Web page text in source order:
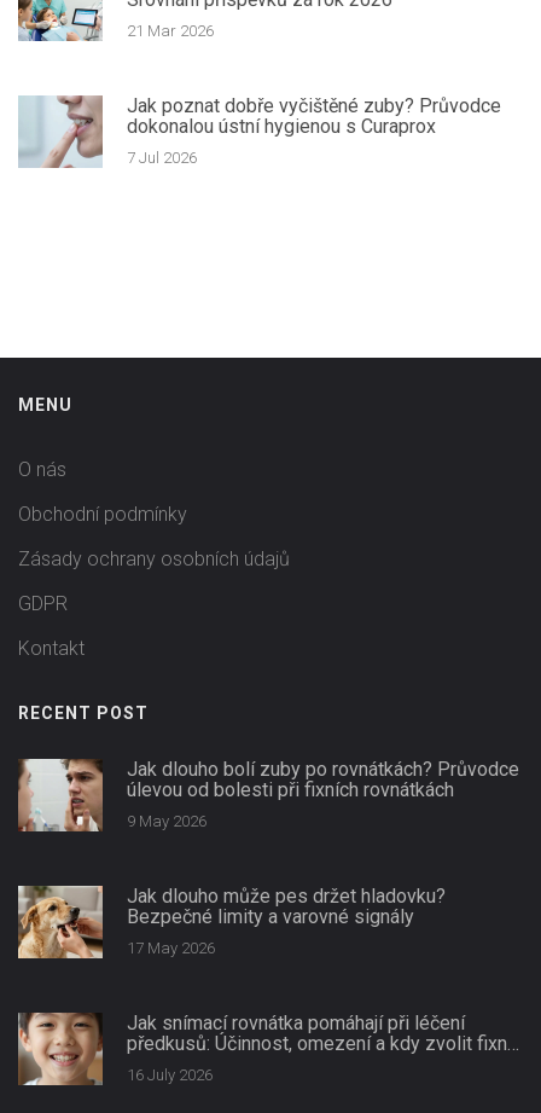
21 Mar 2026
Jak poznat dobře vyčištěné zuby? Průvodce
dokonalou ústní hygienou s Curaprox
7 Jul 2026
MENU
O nás
Obchodní podmínky
Zásady ochrany osobních údajů
GDPR
Kontakt
RECENT POST
Jak dlouho bolí zuby po rovnátkách? Průvodce
úlevou od bolesti při fixních rovnátkách
9 May 2026
Jak dlouho může pes držet hladovku?
Bezpečné limity a varovné signály
17 May 2026
Jak snímací rovnátka pomáhají při léčení
předkusů: Účinnost, omezení a kdy zvolit fixní
aparaturu
16 July 2026